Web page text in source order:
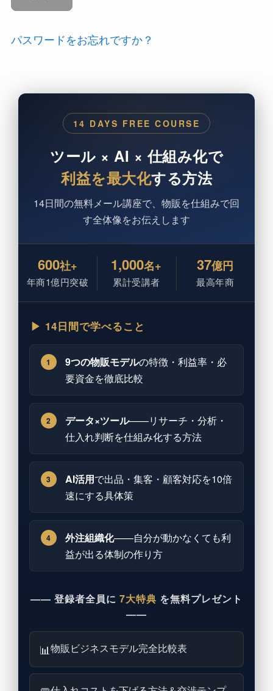
パスワードをお忘れですか？
14 DAYS FREE COURSE
ツール × AI × 仕組み化で
利益を最大化する方法
14日間の無料メール講座で、物販を仕組みで回
す全体像をお伝えします
600社+
年商1億円突破
1,000名+
累計受講者
37億円
最高年商
▶ 14日間で学べること
1 9つの物販モデルの特徴・利益率・必
要資金を徹底比較
2 データ×ツール——リサーチ・分析・
仕入れ判断を仕組み化する方法
3 AI活用で出品・集客・顧客対応を10倍
速にする具体策
4 外注組織化——自分が動かなくても利
益が出る体制の作り方
—— 登録者全員に 7大特典 を無料プレゼント
——
📊物販ビジネスモデル完全比較表